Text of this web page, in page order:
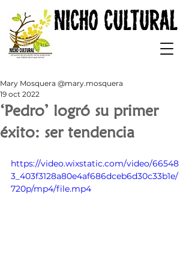
‘Pedro’ logró su primer
éxito: ser tendencia
Mary Mosquera @mary.mosquera
19 oct 2022
https://video.wixstatic.com/video/66548
3_403f3128a80e4af686dceb6d30c33b1e/
720p/mp4/file.mp4